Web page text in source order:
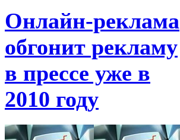
Онлайн-реклама
обгонит рекламу
в прессе уже в
2010 году